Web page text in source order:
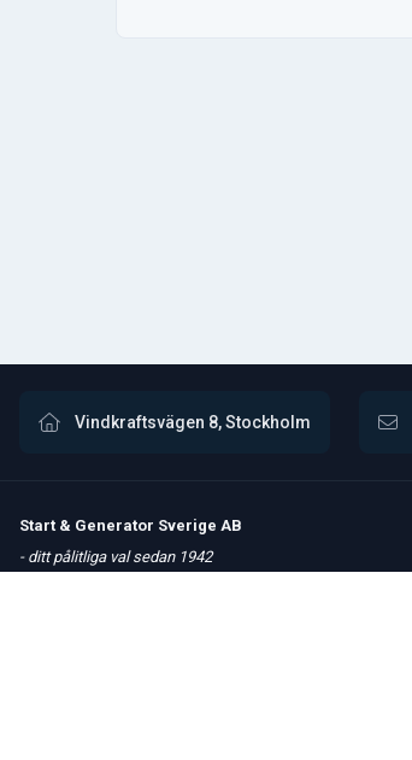
Vindkraftsvägen 8, Stockholm
Start & Generator Sverige AB
- ditt pålitliga val sedan 1942